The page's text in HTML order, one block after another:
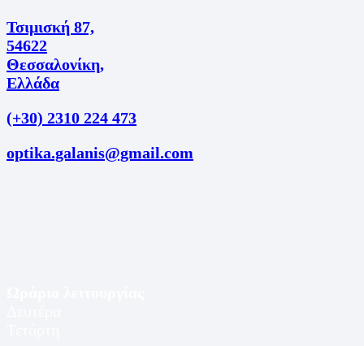
Τσιμισκή 87,
54622
Θεσσαλονίκη,
Ελλάδα
(+30) 2310 224 473
optika.galanis@gmail.com